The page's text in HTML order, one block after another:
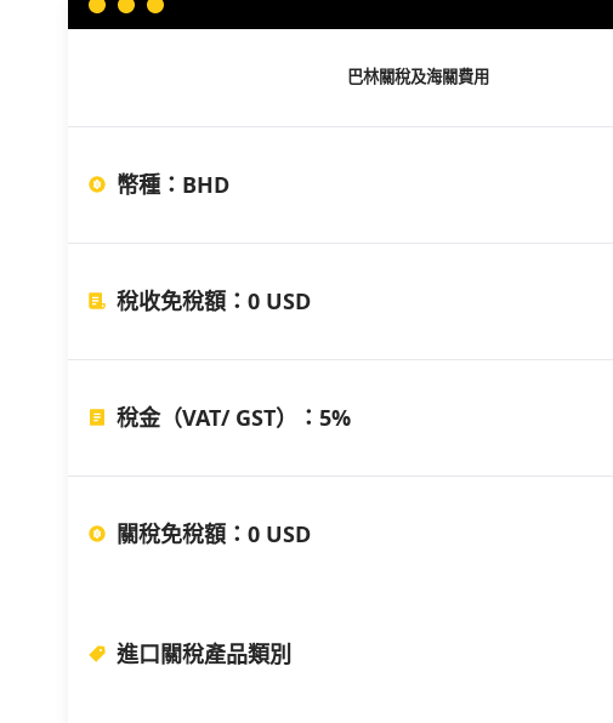
巴林關稅及海關費用
幣種 ： BHD
稅收免稅額 ： 0 USD
稅金（VAT/ GST） ： 5%
關稅免稅額 ： 0 USD
進口關稅產品類別